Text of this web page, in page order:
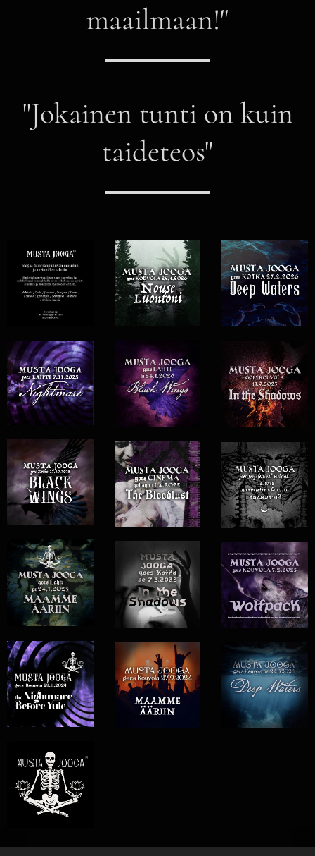
maailmaan!"
"Jokainen tunti on kuin
taideteos"